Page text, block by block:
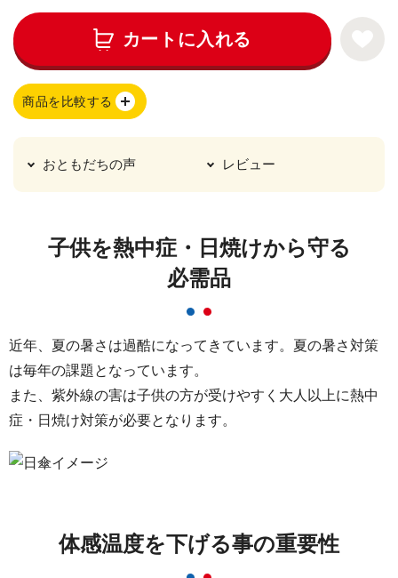
カートに入れる
商品を比較する
おともだちの声 レビュー
子供を熱中症・日焼けから守る
必需品
近年、夏の暑さは過酷になってきています。夏の暑さ対策
は毎年の課題となっています。
また、紫外線の害は子供の方が受けやすく大人以上に熱中
症・日焼け対策が必要となります。
体感温度を下げる事の重要性